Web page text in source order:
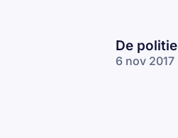
De
6 nov 2017